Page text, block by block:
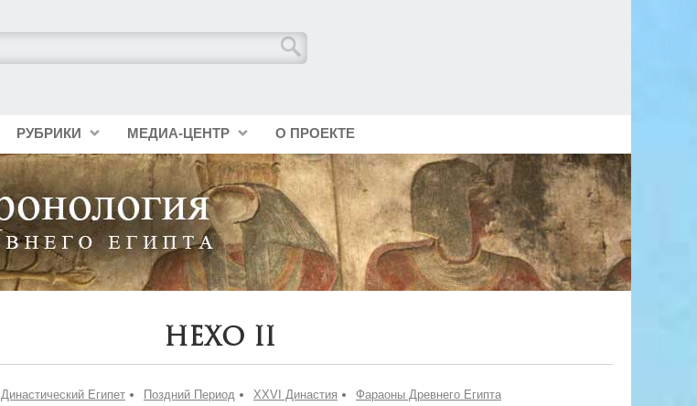
РУБРИКИ МЕДИА-ЦЕНТР О ПРОЕКТЕ
Нехо II
Династический Египет Поздний Период XXVI Династия Фараоны Древнего Египта